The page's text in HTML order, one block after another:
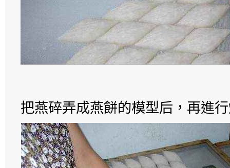
把燕碎弄成燕餅的模型后，再進